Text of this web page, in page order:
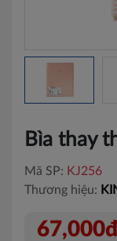
Bìa thay
Mã SP: KJ256
Thương hiệu:
67,000đ